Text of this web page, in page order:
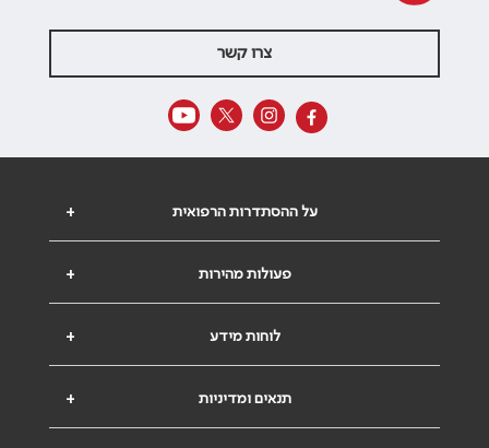
צרו קשר
+ על ההסתדרות הרפואית
+ פעולות מהירות
+ לוחות מידע
+ תנאים ומדיניות